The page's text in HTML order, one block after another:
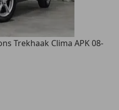
Trekhaak Clima APK 08-